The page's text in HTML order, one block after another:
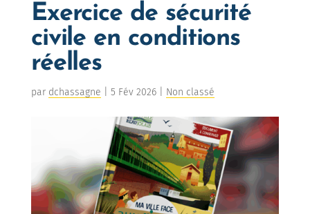
Exercice de sécurité
civile en conditions
réelles
par dchassagne 5 Fév 2026| Non classé